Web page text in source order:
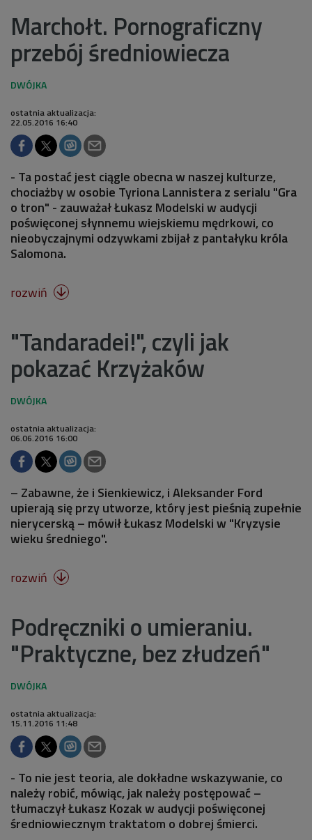
Marchołt. Pornograficzny
przebój średniowiecza
ostatnia aktualizacja:
22.05.2016 16:40
- Ta postać jest ciągle obecna w naszej kulturze,
chociażby w osobie Tyriona Lannistera z serialu "Gra
o tron" - zauważał Łukasz Modelski w audycji
poświęconej słynnemu wiejskiemu mędrkowi, co
nieobyczajnymi odzywkami zbijał z pantałyku króla
Salomona.
rozwiń 
"Tandaradei!", czyli jak
pokazać Krzyżaków
ostatnia aktualizacja:
06.06.2016 16:00
– Zabawne, że i Sienkiewicz, i Aleksander Ford
upierają się przy utworze, który jest pieśnią zupełnie
nierycerską – mówił Łukasz Modelski w "Kryzysie
wieku średniego".
rozwiń 
Podręczniki o umieraniu.
"Praktyczne, bez złudzeń"
ostatnia aktualizacja:
15.11.2016 11:48
- To nie jest teoria, ale dokładne wskazywanie, co
należy robić, mówiąc, jak należy postępować –
tłumaczył Łukasz Kozak w audycji poświęconej
średniowiecznym traktatom o dobrej śmierci.